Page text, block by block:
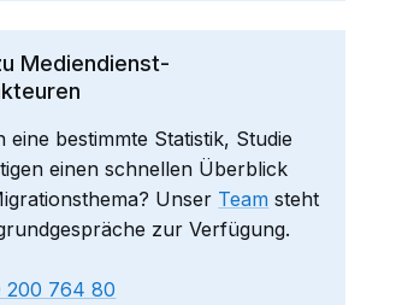
Mediendienst-
eine bestimmte Statistik, Studie
einen schnellen Überblick
Unser Team steht
zur Verfügung.
200 764 80